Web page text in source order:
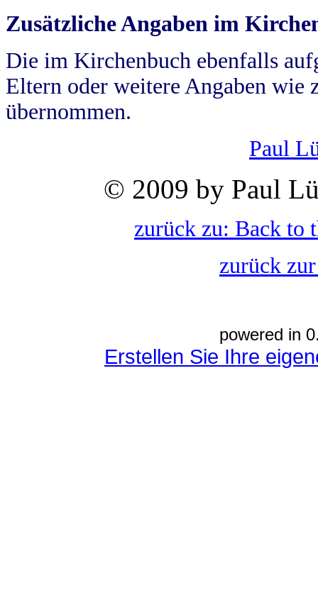
Zusätzliche Angaben im
Die im Kirchenbuch ebenfalls
Eltern oder weitere Angaben wie
übernommen.
Paul
© 2009 by Paul
zurück zu: Back to
zurück
powered in
Erstellen Sie Ihre